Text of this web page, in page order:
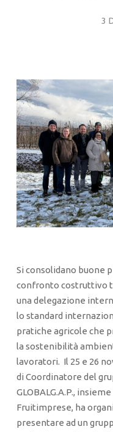
3
Si consolidano buone
confronto costruttivo
una delegazione
lo standard
pratiche agricole che
la sostenibilità
lavoratori. Il 25 e 26
di Coordinatore del
GLOBALG.A.P.,
Fruitimprese, ha
presentare ad un